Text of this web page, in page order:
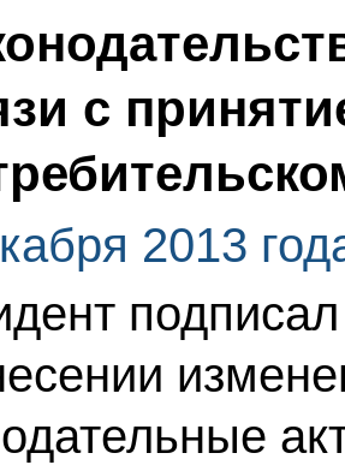
с
2013